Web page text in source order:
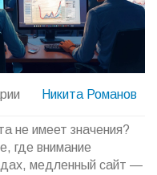
Никита Романов
не имеет значения?
где внимание
медленный сайт —